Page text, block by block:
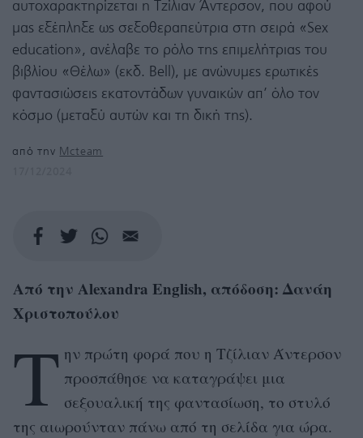
αυτοχαρακτηρίζεται η Τζίλιαν Άντερσον, που αφού
μας εξέπληξε ως σεξοθεραπεύτρια στη σειρά «Sex
education», ανέλαβε το ρόλο της επιμελήτριας του
βιβλίου «Θέλω» (εκδ. Bell), με ανώνυμες ερωτικές
φαντασιώσεις εκατοντάδων γυναικών απ’ όλο τον
κόσμο (μεταξύ αυτών και τη δική της).
από την Mcteam
Από την Alexandra English, απόδοση: Δανάη
Χριστοπούλου
Τ ην πρώτη φορά που η Τζίλιαν Άντερσον
προσπάθησε να καταγράψει μια
σεξουαλική της φαντασίωση, το στυλό
της αιωρούνταν πάνω από τη σελίδα για ώρα.